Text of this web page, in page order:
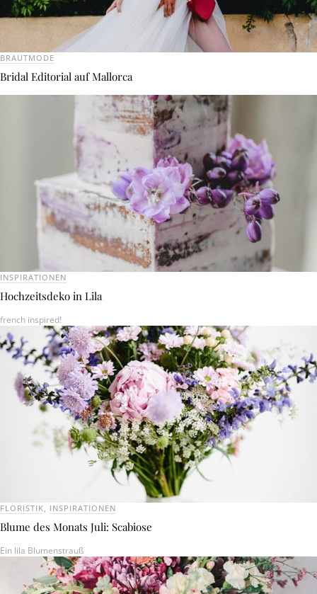
BRAUTMODE
Bridal Editorial auf Mallorca
INSPIRATIONEN
Hochzeitsdeko in Lila
french inspired!
FLORISTIK, INSPIRATIONEN
Blume des Monats Juli: Scabiose
Ein lila Blumenstrauß